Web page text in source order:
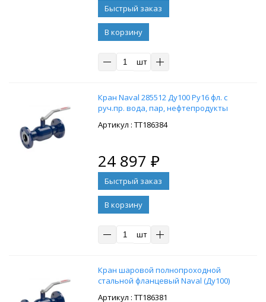
В корзину
шт
Кран Naval 285512 Ду100 Ру16 фл. с
руч.пр. вода, пар, нефтепродукты
: ТТ186384
24 897 ₽
В корзину
шт
Кран шаровой полнопроходной
стальной фланцевый Naval (Ду100)
: ТТ186381